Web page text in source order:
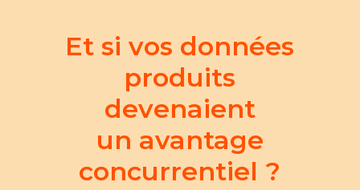
Et si vos données
produits
devenaient
un avantage
concurrentiel ?